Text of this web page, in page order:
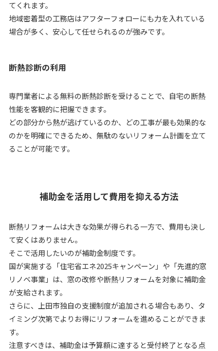
てくれます。
地域密着型の工務店はアフターフォローにも力を入れている
場合が多く、安心して任せられるのが強みです。
断熱診断の利用
専門業者による無料の断熱診断を受けることで、自宅の断熱
性能を客観的に把握できます。
どの部分から熱が逃げているのか、どの工事が最も効果的な
のかを明確にできるため、無駄のないリフォーム計画を立て
ることが可能です。
補助金を活用して費用を抑える方法
断熱リフォームは大きな効果が得られる一方で、費用も決し
て安くはありません。
そこで活用したいのが補助金制度です。
国が実施する「住宅省エネ2025キャンペーン」や「先進的窓
リノベ事業」は、窓の改修や断熱リフォームを対象に補助金
が支給されます。
さらに、上田市独自の支援制度が追加される場合もあり、タ
イミング次第でよりお得にリフォームを進めることができま
す。
注意すべきは、補助金は予算額に達すると受付終了となる点